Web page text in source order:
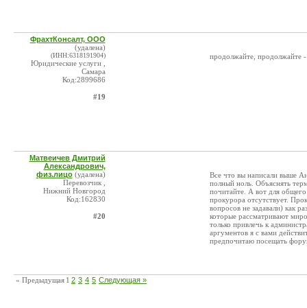
ФрахтКонсалт, ООО
(удалена)
(ИНН:6318191904)
Юридические услуги ,
Самара
Код:2899686
#19
продолжайте, продолжайте
Матвеичев Дмитрий
Александрович,
физ.лицо (удалена)
Перевозчик ,
Нижний Новгород
Код:162830
#20
Все что вы написали выше
полный ноль. Объяснять
почитайте. А вот для
прокурора отсутствует.
вопросов не задавали) как
которые рассматривают
только привлечь к
аргументов я с вами
предпочитаю посещать
« Предыдущая 1 2 3 4 5 Следующая »